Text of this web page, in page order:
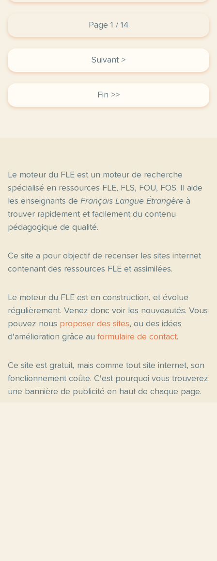
Page 1 / 14
Suivant >
Fin >>
Le moteur du FLE est un moteur de recherche
spécialisé en ressources FLE, FLS, FOU, FOS. Il aide
les enseignants de Français Langue Étrangère à
trouver rapidement et facilement du contenu
pédagogique de qualité.
Ce site a pour objectif de recenser les sites internet
contenant des ressources FLE et assimilées.
Le moteur du FLE est en construction, et évolue
régulièrement. Venez donc voir les nouveautés. Vous
pouvez nous proposer des sites, ou des idées
d'amélioration grâce au formulaire de contact.
Ce site est gratuit, mais comme tout site internet, son
fonctionnement coûte. C'est pourquoi vous trouverez
une bannière de publicité en haut de chaque page.